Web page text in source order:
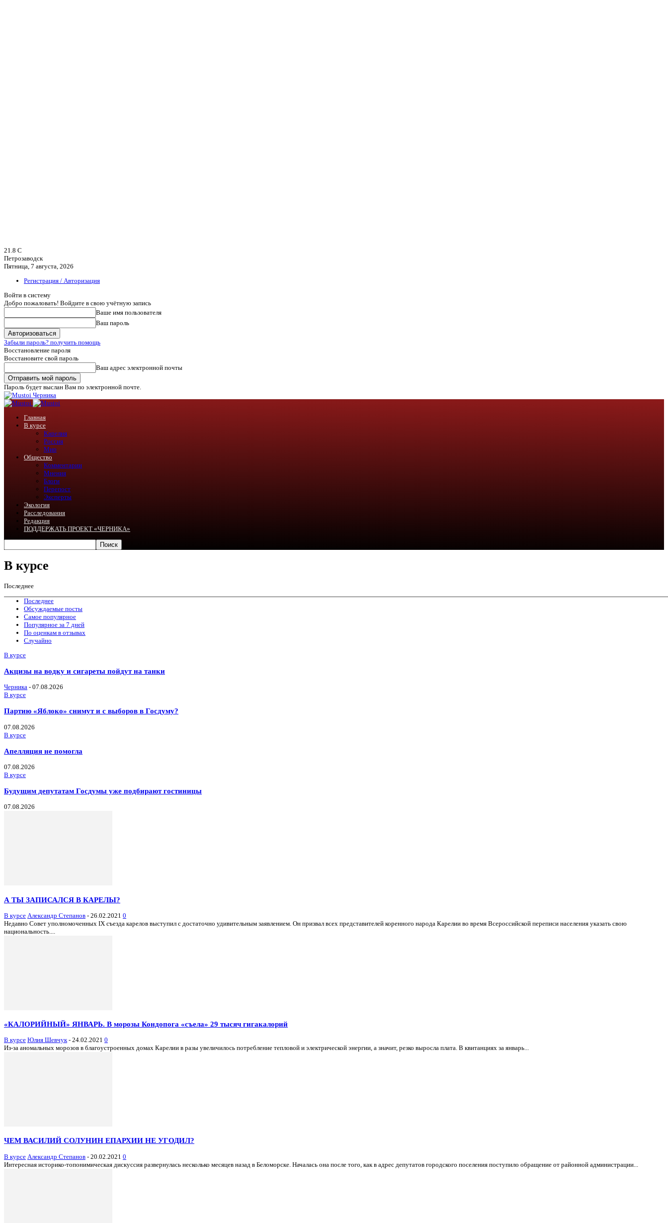
21.8 C
Петрозаводск
Пятница, 7 августа, 2026
Регистрация / Авторизация
Войти в систему
Добро пожаловать! Войдите в свою учётную запись
Ваше имя пользователя
Ваш пароль
Забыли пароль? получить помощь
Восстановление пароля
Восстановите свой пароль
Ваш адрес электронной почты
Пароль будет выслан Вам по электронной почте.
Черника
Главная
В курсе
Карелия
Россия
Мир
Общество
Комментарии
Мнения
Блоги
Перепост
Эксперты
Экология
Расследования
Редакция
ПОДДЕРЖАТЬ ПРОЕКТ «ЧЕРНИКА»
В курсе
Последнее
Последнее
Обсуждаемые посты
Самое популярное
Популярное за 7 дней
По оценкам в отзывах
Случайно
В курсе
Акцизы на водку и сигареты пойдут на танки
Черника - 07.08.2026
В курсе
Партию «Яблоко» снимут и с выборов в Госдуму?
07.08.2026
В курсе
Апелляция не помогла
07.08.2026
В курсе
Будущим депутатам Госдумы уже подбирают гостиницы
07.08.2026
А ТЫ ЗАПИСАЛСЯ В КАРЕЛЫ?
В курсе Александр Степанов - 26.02.2021 0
Недавно Совет уполномоченных IX съезда карелов выступил с достаточно удивительным заявлением. Он призвал всех представителей коренного народа Карелии во время Всероссийской переписи населения указать свою
национальность....
«КАЛОРИЙНЫЙ» ЯНВАРЬ. В морозы Кондопога «съела» 29 тысяч гигакалорий
В курсе Юлия Шевчук - 24.02.2021 0
Из-за аномальных морозов в благоустроенных домах Карелии в разы увеличилось потребление тепловой и электрической энергии, а значит, резко выросла плата. В квитанциях за январь...
ЧЕМ ВАСИЛИЙ СОЛУНИН ЕПАРХИИ НЕ УГОДИЛ?
В курсе Александр Степанов - 20.02.2021 0
Интересная историко-топонимическая дискуссия развернулась несколько месяцев назад в Беломорске. Началась она после того, как в адрес депутатов городского поселения поступило обращение от районной администрации...